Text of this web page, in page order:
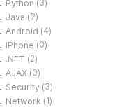
Python (3)
Java (9)
Android (4)
iPhone (0)
.NET (2)
AJAX (0)
Security (3)
Network (1)